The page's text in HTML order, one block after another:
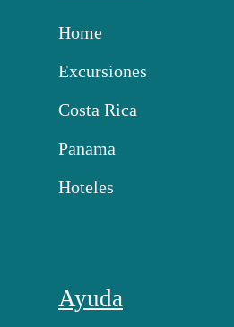
Home
Excursiones
Costa Rica
Panama
Hoteles
Ayuda